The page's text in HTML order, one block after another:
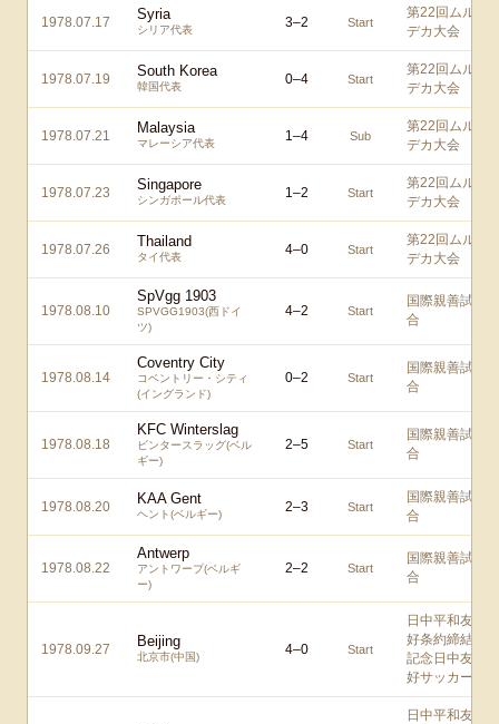
1978.07.17 Syria
シリア代表 3–2 Start
第22回ムル
デカ大会
1978.07.19 South Korea
韓国代表 0–4 Start
第22回ムル
デカ大会
1978.07.21 Malaysia
マレーシア代表 1–4 Sub
第22回ムル
デカ大会
1978.07.23 Singapore
シンガポール代表 1–2 Start
第22回ムル
デカ大会
1978.07.26 Thailand
タイ代表 4–0 Start
第22回ムル
デカ大会
1978.08.10
SpVgg 1903
SPVGG1903(西ドイ
ツ)
4–2 Start
国際親善試
合
1978.08.14
Coventry City
コベントリー・シティ
(イングランド)
0–2 Start
国際親善試
合
1978.08.18
KFC Winterslag
ビンタースラッグ(ベル
ギー)
2–5 Start
国際親善試
合
1978.08.20 KAA Gent
ヘント(ベルギー) 2–3 Start
国際親善試
合
1978.08.22
Antwerp
アントワープ(ベルギ
ー)
2–2 Start
国際親善試
合
1978.09.27 Beijing
北京市(中国) 4–0 Start
日中平和友
好条約締結
記念日中友
好サッカー
日中平和友